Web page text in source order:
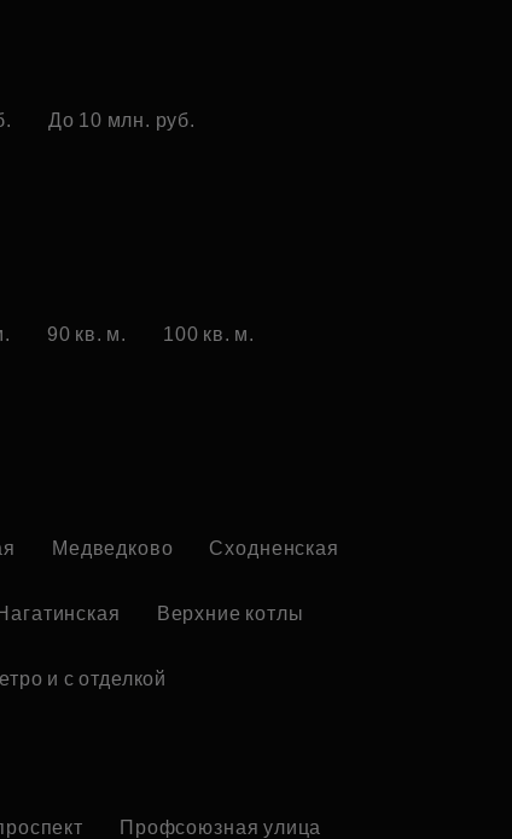
До 10 млн. руб.
90 кв. м. 100 кв. м.
Медведково Сходненская
Нагатинская Верхние котлы
и с отделкой
Профсоюзная улица